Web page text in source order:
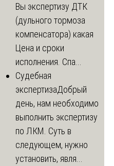
Вы экспертизу ДТК
(дульного тормоза
компенсатора) какая
Цена и сроки
исполнения. Спа...
Судебная
экспертизаДобрый
день, нам необходимо
выполнить экспертизу
по ЛКМ. Суть в
следующем, нужно
установить, явля...